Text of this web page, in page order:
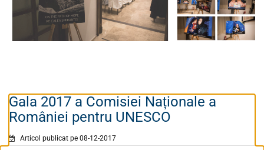
Gala 2017 a Comisiei Naționale a
României pentru UNESCO
Articol publicat pe 08-12-2017